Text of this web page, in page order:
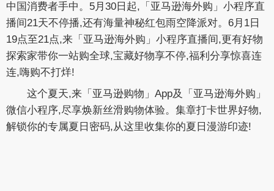
中国消费者手中。5月30日起,「亚马逊海外购」小程序直
播间21天不停播,还有海量神秘红包雨空降派对。6月1日
19点至21点,来「亚马逊海外购」小程序直播间,更有好物
探索家带你一站购全球,宝藏好物享不停,福利分享惊喜连
连,嗨购不打烊!
这个夏天,来「亚马逊购物」App及「亚马逊海外购」
微信小程序,尽享焕新丝滑购物体验。集章打卡世界好物,
解锁你的专属夏日密码,从这里收集你的夏日漫游印迹!